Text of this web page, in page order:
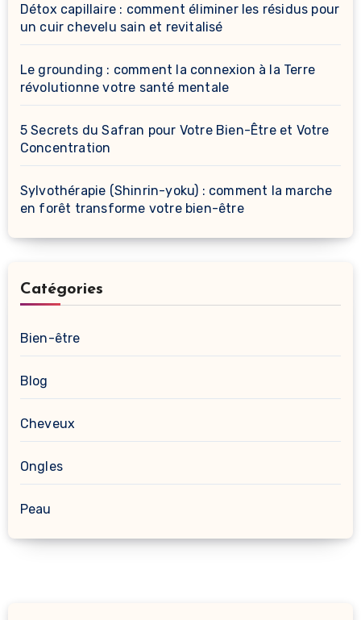
Détox capillaire : comment éliminer les résidus pour
un cuir chevelu sain et revitalisé
Le grounding : comment la connexion à la Terre
révolutionne votre santé mentale
5 Secrets du Safran pour Votre Bien-Être et Votre
Concentration
Sylvothérapie (Shinrin-yoku) : comment la marche
en forêt transforme votre bien-être
Catégories
Bien-être
Blog
Cheveux
Ongles
Peau